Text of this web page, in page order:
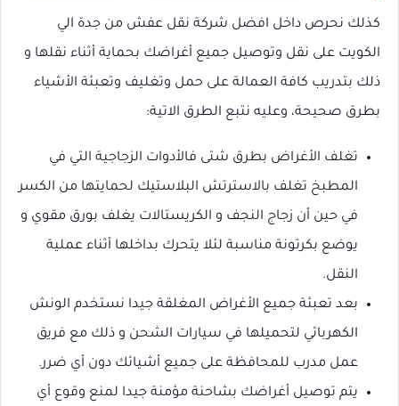
كذلك نحرص داخل افضل شركة نقل عفش من جدة الي
الكويت على نقل وتوصيل جميع أغراضك بحماية أثناء نقلها و
ذلك بتدريب كافة العمالة على حمل وتغليف وتعبئة الأشياء
بطرق صحيحة، وعليه نتبع الطرق الاتية:
تغلف الأغراض بطرق شتى فالأدوات الزجاجية التي في
المطبخ تغلف بالاسترتش البلاستيك لحمايتها من الكسر
في حين أن زجاج النجف و الكريستالات يغلف بورق مقوي و
يوضع بكرتونة مناسبة لئلا يتحرك بداخلها أثناء عملية
النقل.
بعد تعبئة جميع الأغراض المغلقة جيدا نستخدم الونش
الكهربائي لتحميلها في سيارات الشحن و ذلك مع فريق
عمل مدرب للمحافظة على جميع أشيائك دون أي ضرر.
يتم توصيل أغراضك بشاحنة مؤمنة جيدا لمنع وقوع أي